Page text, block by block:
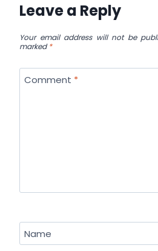
Leave a Reply
Your email address will not be
marked*
Comment *
Name